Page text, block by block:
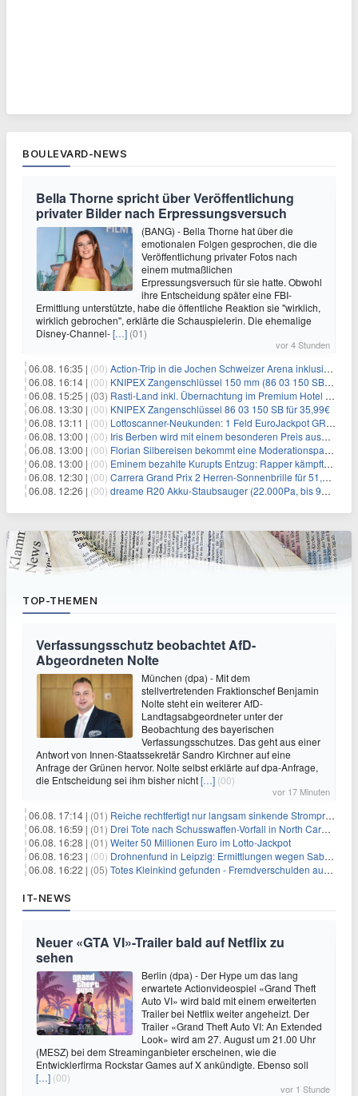
BOULEVARD-NEWS
Bella Thorne spricht über Veröffentlichung
privater Bilder nach Erpressungsversuch
(BANG) - Bella Thorne hat über die
emotionalen Folgen gesprochen, die die
Veröffentlichung privater Fotos nach
einem mutmaßlichen
Erpressungsversuch für sie hatte. Obwohl
ihre Entscheidung später eine FBI-
Ermittlung unterstützte, habe die öffentliche Reaktion sie "wirklich,
wirklich gebrochen", erklärte die Schauspielerin. Die ehemalige
Disney-Channel-[…] (01)
vor 4 Stunden
06.08. 16:35 | (00) Action-Trip in die Jochen Schweizer Arena inklusive Premium Hotel und Frühstück ab 59€ p.P.
06.08. 16:14 | (00) KNIPEX Zangenschlüssel 150 mm (86 03 150 SB) für 35,99€
06.08. 15:25 | (03) Rasti-Land inkl. Übernachtung im Premium Hotel ab 69€ p.P.
06.08. 13:30 | (00) KNIPEX Zangenschlüssel 86 03 150 SB für 35,99€
06.08. 13:11 | (00) Lottoscanner-Neukunden: 1 Feld EuroJackpot GRATIS spielen
06.08. 13:00 | (00) Iris Berben wird mit einem besonderen Preis ausgezeichnet
06.08. 13:00 | (00) Florian Silbereisen bekommt eine Moderationspartnerin
06.08. 13:00 | (00) Eminem bezahlte Kurupts Entzug: Rapper kämpfte gegen lebensbedrohliche Alkoholsucht
06.08. 12:30 | (00) Carrera Grand Prix 2 Herren-Sonnenbrille für 51,55€
06.08. 12:26 | (00) dreame R20 Akku-Staubsauger (22.000Pa, bis 90 Min. Laufzeit) für 169€
TOP-THEMEN
Verfassungsschutz beobachtet AfD-
Abgeordneten Nolte
München (dpa) - Mit dem
stellvertretenden Fraktionschef Benjamin
Nolte steht ein weiterer AfD-
Landtagsabgeordneter unter der
Beobachtung des bayerischen
Verfassungsschutzes. Das geht aus einer
Antwort von Innen-Staatssekretär Sandro Kirchner auf eine
Anfrage der Grünen hervor. Nolte selbst erklärte auf dpa-Anfrage,
die Entscheidung sei ihm bisher nicht[…] (00)
vor 17 Minuten
06.08. 17:14 | (01) Reiche rechtfertigt nur langsam sinkende Strompreise
06.08. 16:59 | (01) Drei Tote nach Schusswaffen-Vorfall in North Carolina
06.08. 16:28 | (01) Weiter 50 Millionen Euro im Lotto-Jackpot
06.08. 16:23 | (00) Drohnenfund in Leipzig: Ermittlungen wegen Sabotage und Spionage
06.08. 16:22 | (05) Totes Kleinkind gefunden - Fremdverschulden ausgeschlossen
IT-NEWS
Neuer «GTA VI»-Trailer bald auf Netflix zu
sehen
Berlin (dpa) - Der Hype um das lang
erwartete Actionvideospiel «Grand Theft
Auto VI» wird bald mit einem erweiterten
Trailer bei Netflix weiter angeheizt. Der
Trailer «Grand Theft Auto VI: An Extended
Look» wird am 27. August um 21.00 Uhr
(MESZ) bei dem Streaminganbieter erscheinen, wie die
Entwicklerfirma Rockstar Games auf X ankündigte. Ebenso soll
[…] (00)
vor 1 Stunde